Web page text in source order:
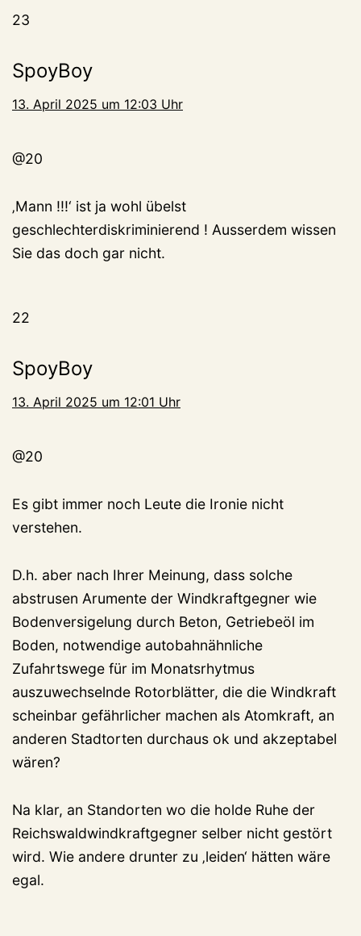
23
SpoyBoy
13. April 2025 um 12:03 Uhr
@20
‚Mann !!!‘ ist ja wohl übelst
geschlechterdiskriminierend ! Ausserdem wissen
Sie das doch gar nicht.
22
SpoyBoy
13. April 2025 um 12:01 Uhr
@20
Es gibt immer noch Leute die Ironie nicht
verstehen.
D.h. aber nach Ihrer Meinung, dass solche
abstrusen Arumente der Windkraftgegner wie
Bodenversigelung durch Beton, Getriebeöl im
Boden, notwendige autobahnähnliche
Zufahrtswege für im Monatsrhytmus
auszuwechselnde Rotorblätter, die die Windkraft
scheinbar gefährlicher machen als Atomkraft, an
anderen Stadtorten durchaus ok und akzeptabel
wären?
Na klar, an Standorten wo die holde Ruhe der
Reichswaldwindkraftgegner selber nicht gestört
wird. Wie andere drunter zu ‚leiden‘ hätten wäre
egal.